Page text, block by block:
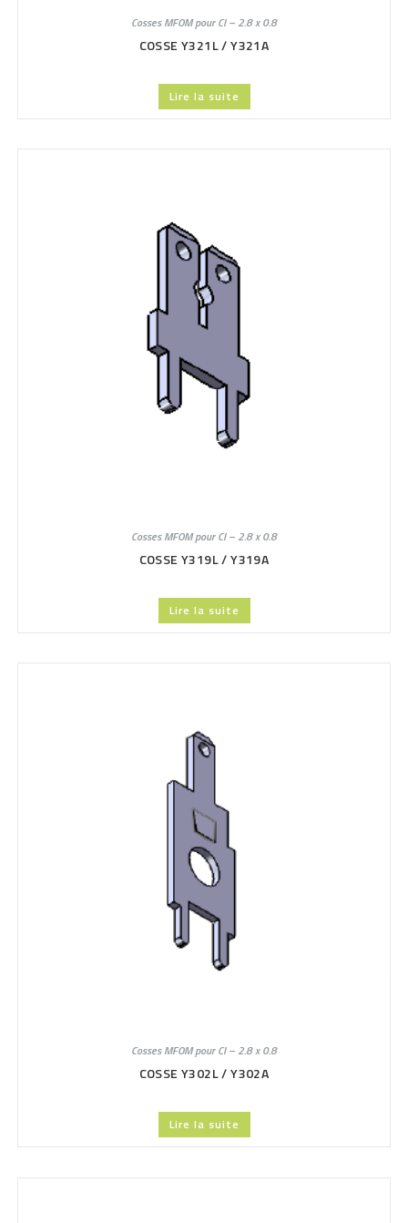
Cosses MFOM pour CI – 2.8 x 0.8
COSSE Y321L / Y321A
Lire la suite
Cosses MFOM pour CI – 2.8 x 0.8
COSSE Y319L / Y319A
Lire la suite
Cosses MFOM pour CI – 2.8 x 0.8
COSSE Y302L / Y302A
Lire la suite